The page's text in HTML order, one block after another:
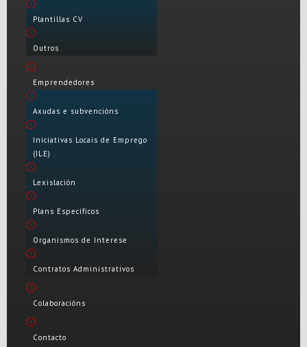
Plantillas CV
Outros
Emprendedores
Axudas e subvencións
Iniciativas Locais de Emprego
(ILE)
Lexislación
Plans Específicos
Organismos de Interese
Contratos Administrativos
Colaboracións
Contacto